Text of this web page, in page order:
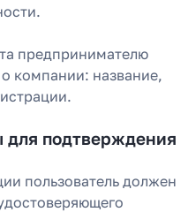
предпринимателю
компании: название,
подтверждения
пользователь должен